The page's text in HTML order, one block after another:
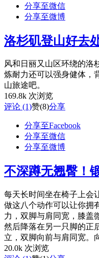
分享至微信
分享至微博
洛杉矶登山好去
风和日丽又山区环绕的洛
炼耐力还可以强身健体，
山旅途吧。
169.8k 次浏览
评论 (1)赞(8)分享
分享至Facebook
分享至微信
分享至微博
不深蹲无翘臀！
每天长时间坐在椅子上会
做这八个动作可以让你拥
力，双脚与肩同宽，膝盖
然后降落在另一只脚的正
立，双脚向前与肩同宽。
20.0k 次浏览